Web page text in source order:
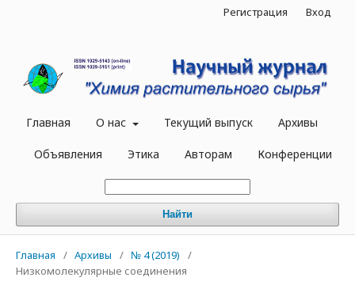
Главная О нас Текущий выпуск Архивы
Объявления Этика Авторам Конференции
Найти
Регистрация Вход
Главная / Архивы / № 4 (2019)
/
Низкомолекулярные соединения